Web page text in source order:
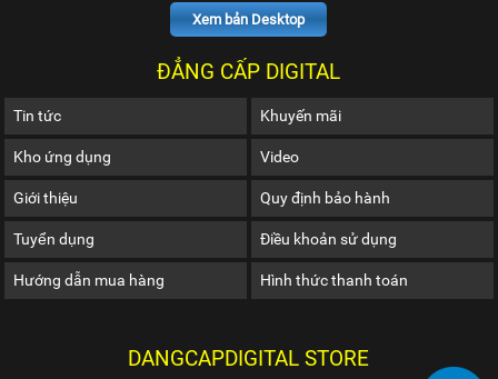
Xem bản Desktop
ĐẲNG CẤP DIGITAL
Tin tức Khuyến mãi
Kho ứng dụng Video
Giới thiệu Quy định bảo hành
Tuyển dụng Điều khoản sử dụng
Hướng dẫn mua hàng Hình thức thanh toán
DANGCAPDIGITAL STORE